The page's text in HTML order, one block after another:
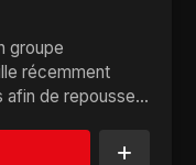
groupe
récemment
de repousser